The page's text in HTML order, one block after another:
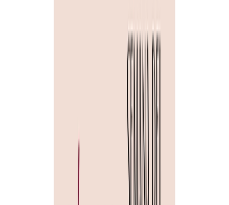
El 20 de abril, a las 20:00 h, el grupo de teatro La Bo-eme,
preestrenará en San Esteban de Gormaz su nuevo montaje: Arte.
“Arte” es una comedia dramática escrita por Yasmina Reza que se
centra en la amistad entre Marcos, Sergio e Iván cuya relación se ve
desafiada después de que uno de ellos compra una pintura abstracta
por una cantidad considerable de dinero. Este hecho desencadena un
debate sobre el arte contemporáneo y pone a prueba la amistad entre
los tres personajes. A medida que discuten sobre la pintura y sus
propias relaciones ponen de manifiesto sus inseguridades, prejuicios